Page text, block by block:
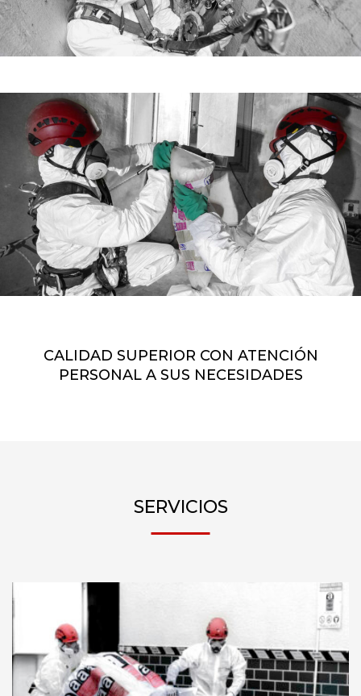
CALIDAD SUPERIOR CON ATENCIÓN
PERSONAL A SUS NECESIDADES
SERVICIOS